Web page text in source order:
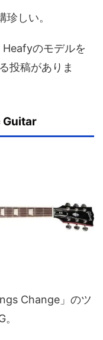
しい。
のモデルを
投稿がありま
Guitar
Change」のツ